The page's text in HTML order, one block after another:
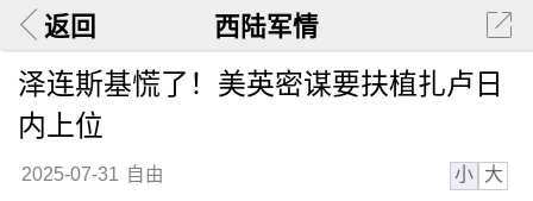
返回 西陆军情
泽连斯基慌了！美英密谋要扶植扎卢日
内上位
2025-07-31 自由 小 大